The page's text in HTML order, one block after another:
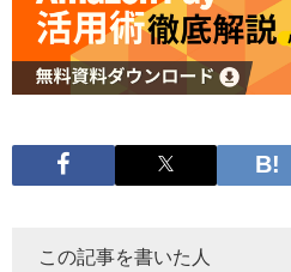
この記事を書いた人